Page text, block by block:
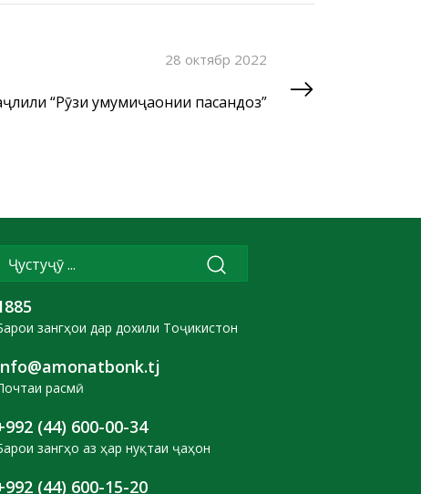
28 октябр 2022
“Рӯзи умумиҷаҳонии пасандоз”
зангҳои дар дохили Тоҷикистон
расмӣ
(44) 600-00-34
зангҳо аз ҳар нуқтаи ҷаҳон
(44) 600-15-20